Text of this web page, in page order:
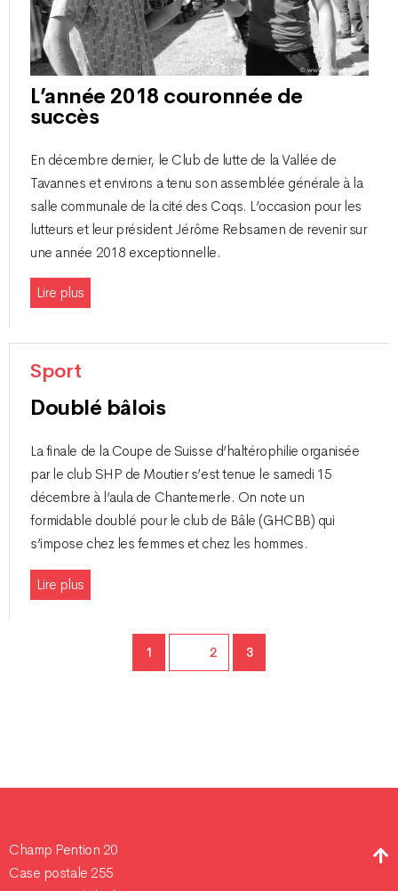
L’année 2018 couronnée de
succès
En décembre dernier, le Club de lutte de la Vallée de
Tavannes et environs a tenu son assemblée générale à la
salle communale de la cité des Coqs. L’occasion pour les
lutteurs et leur président Jérôme Rebsamen de revenir sur
une année 2018 exceptionnelle.
Lire plus
Sport
Doublé bâlois
La finale de la Coupe de Suisse d’haltérophilie organisée
par le club SHP de Moutier s’est tenue le samedi 15
décembre à l’aula de Chantemerle. On note un
formidable doublé pour le club de Bâle (GHCBB) qui
s’impose chez les femmes et chez les hommes.
Lire plus
Page
1 Page2 Page
3
Champ Pention 20
Case postale 255